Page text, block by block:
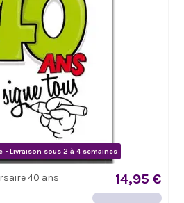
- Livraison sous 2 à 4 semaines
40 ans 14,95 €